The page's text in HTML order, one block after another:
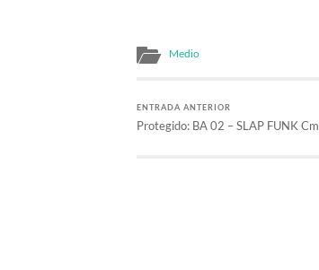
Medio
ENTRADA ANTERIOR
Protegido: BA 02 – SLAP FUNK Cm